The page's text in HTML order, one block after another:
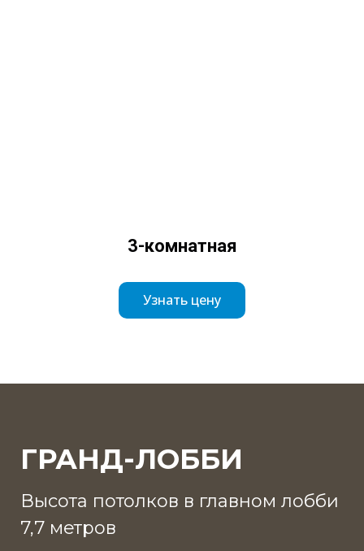
3-комнатная
Узнать цену
ГРАНД-ЛОББИ
Высота потолков в главном лобби
7,7 метров